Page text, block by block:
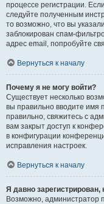
процессе регистрации.
следуйте полученным
то возможно, что вы
заблокирован спам-
адрес email, попробуйте
Вернуться к началу
Почему я не могу войти?
Существует несколько
вы правильно вводите имя
правильно, свяжитесь с
вам закрыт доступ к
в конфигурации
исправления настроек.
Вернуться к началу
Я давно
Возможно, администратор